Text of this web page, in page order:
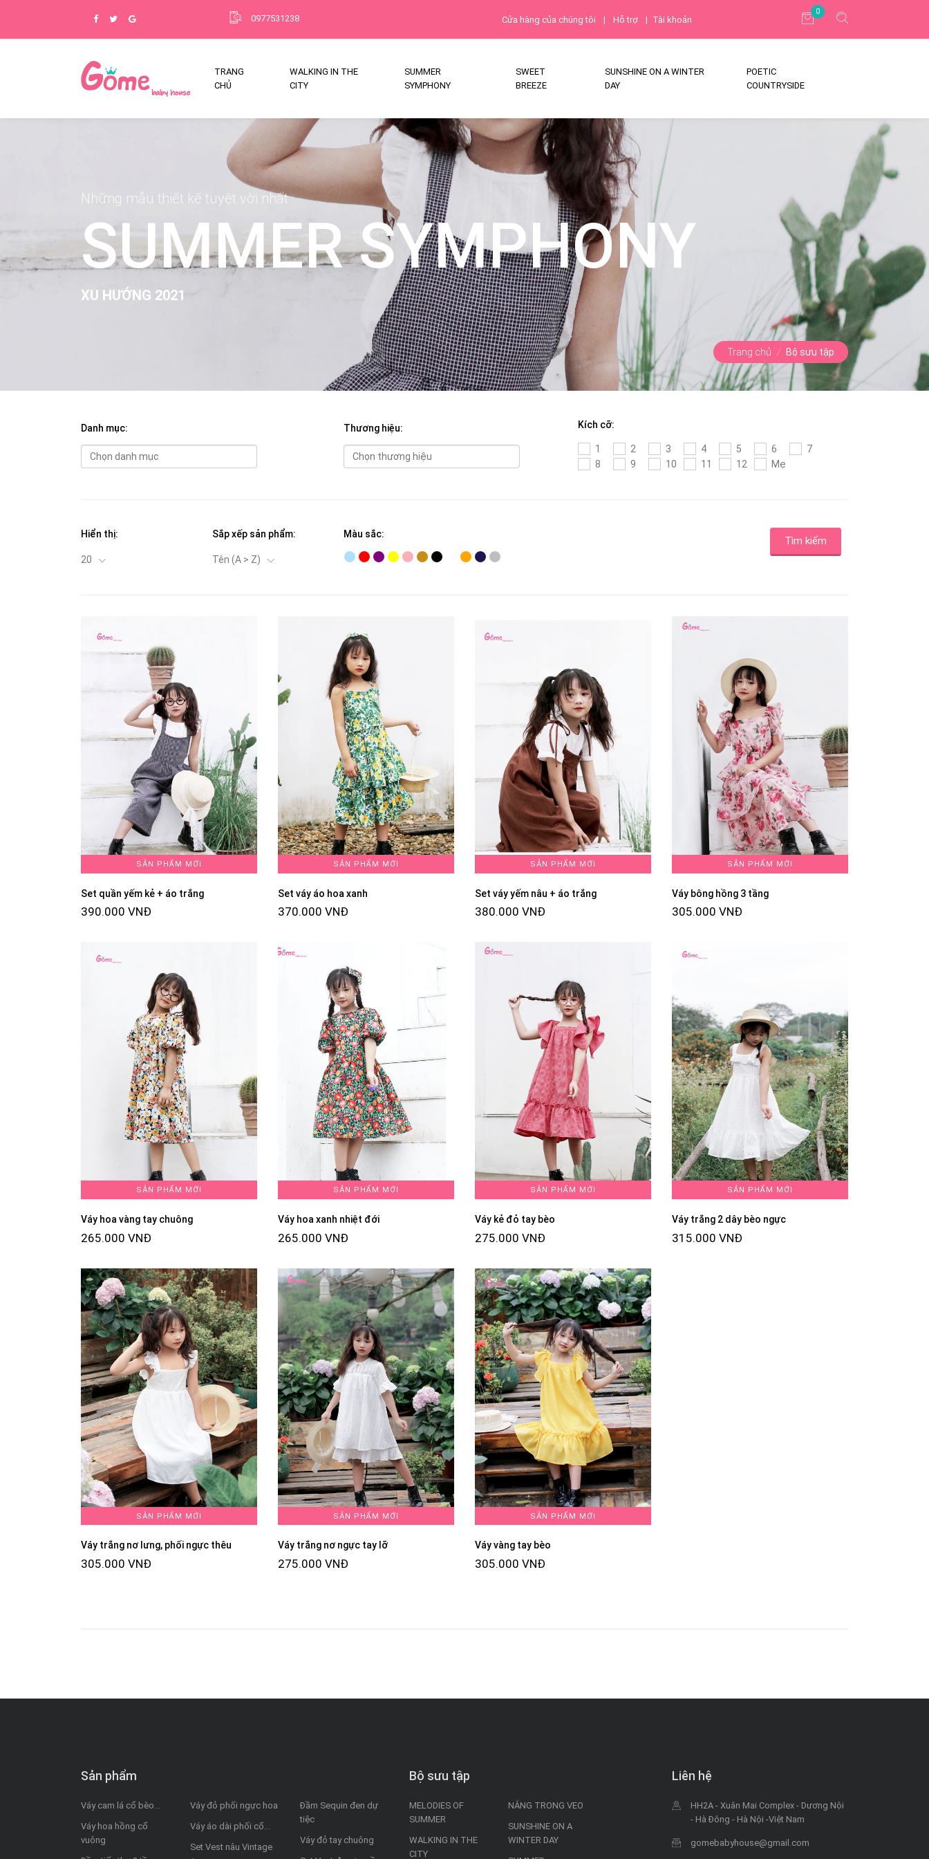
0977531238 Cửa hàng của chúng tôi | Hỗ trợ | Tài khoản
0
TRANG
CHỦ
WALKING IN THE
CITY
SUMMER
SYMPHONY
SWEET
BREEZE
SUNSHINE ON A WINTER
DAY
POETIC
COUNTRYSIDE
Những mẫu thiết kế tuyệt vời nhất
SUMMER SYMPHONY
XU HƯỚNG 2021
Trang chủ / Bộ sưu tập
Danh mục: Thương hiệu: Kích cỡ:
1 2 3 4 5 6
7
8
9 10 11 12 Mẹ
Hiển thị:
20
Sắp xếp sản phẩm:
Tên (A > Z)
Màu sắc:
Tìm kiếm
SẢN PHẨM MỚI
Set quần yếm kẻ + áo trắng
390.000 VNĐ
SẢN PHẨM MỚI
Set váy áo hoa xanh
370.000 VNĐ
SẢN PHẨM MỚI
Set váy yếm nâu + áo trắng
380.000 VNĐ
SẢN PHẨM MỚI
Váy bông hồng 3 tầng
305.000 VNĐ
SẢN PHẨM MỚI
Váy hoa vàng tay chuông
265.000 VNĐ
SẢN PHẨM MỚI
Váy hoa xanh nhiệt đới
265.000 VNĐ
SẢN PHẨM MỚI
Váy kẻ đỏ tay bèo
275.000 VNĐ
SẢN PHẨM MỚI
Váy trắng 2 dây bèo ngực
315.000 VNĐ
SẢN PHẨM MỚI
Váy trắng nơ lưng, phối ngực thêu
305.000 VNĐ
SẢN PHẨM MỚI
Váy trắng nơ ngực tay lỡ
275.000 VNĐ
SẢN PHẨM MỚI
Váy vàng tay bèo
305.000 VNĐ
Sản phẩm
Váy cam lá cổ bèo...
Váy hoa hồng cổ
vuông
Váy đỏ phối ngực hoa
Váy áo dài phối cổ...
Set Vest nâu Vintage
Đầm Sequin đen dự
tiệc
Váy đỏ tay chuông
Bộ sưu tập
MELODIES OF
SUMMER
WALKING IN THE
CITY
NẮNG TRONG VEO
SUNSHINE ON A
WINTER DAY
Liên hệ
HH2A - Xuân Mai Complex - Dương Nội
- Hà Đông - Hà Nội -Việt Nam
gomebabyhouse@gmail.com